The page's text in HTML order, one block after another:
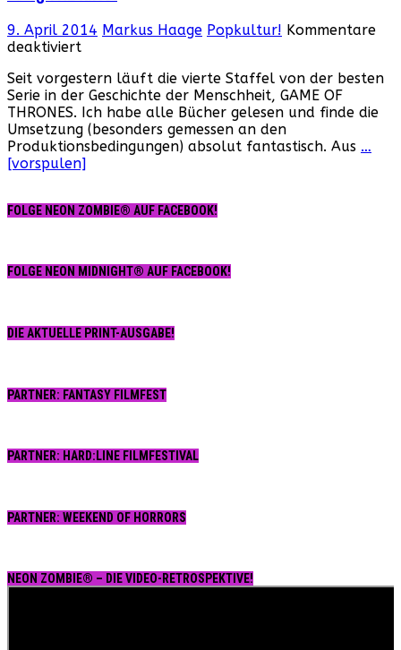
9. April 2014 Markus Haage Popkultur! Kommentare
deaktiviertfür
THE
KING!
Seit vorgestern läuft die vierte Staffel von der besten
Serie in der Geschichte der Menschheit, GAME OF
THRONES. Ich habe alle Bücher gelesen und finde die
Umsetzung (besonders gemessen an den
Produktionsbedingungen) absolut fantastisch. Aus …
[vorspulen]
FOLGE NEON ZOMBIE® AUF FACEBOOK!
FOLGE NEON MIDNIGHT® AUF FACEBOOK!
DIE AKTUELLE PRINT-AUSGABE!
PARTNER: FANTASY FILMFEST
PARTNER: HARD:LINE FILMFESTIVAL
PARTNER: WEEKEND OF HORRORS
NEON ZOMBIE® – DIE VIDEO-RETROSPEKTIVE!